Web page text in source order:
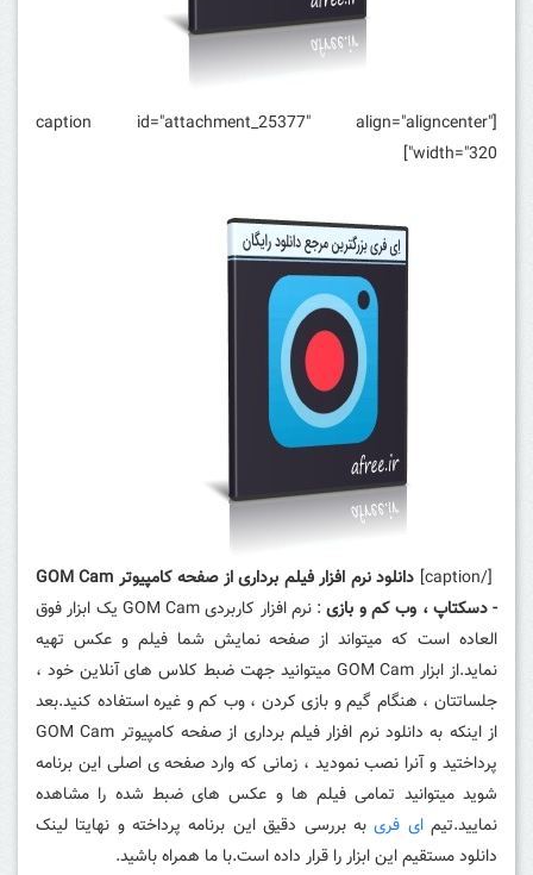
[caption id="attachment_25377" align="aligncenter"
width="320"]
[/caption]
دانلود نرم افزار فیلم برداری از صفحه کامپیوتر GOM Cam
- دسکتاپ ، وب کم و بازی
: نرم افزار کاربردی GOM Cam یک ابزار فوق
العاده است که میتواند از صفحه نمایش شما فیلم و عکس تهیه
نماید.از ابزار GOM Cam میتوانید جهت ضبط کلاس های آنلاین خود ،
جلساتتان ، هنگام گیم و بازی کردن ، وب کم و غیره استفاده کنید.بعد
از اینکه به دانلود نرم افزار فیلم برداری از صفحه کامپیوتر GOM Cam
پرداختید و آنرا نصب نمودید ، زمانی که وارد صفحه ی اصلی این برنامه
شوید میتوانید تمامی فیلم ها و عکس های ضبط شده را مشاهده
نمایید.تیمای فریبه بررسی دقیق این برنامه پرداخته و نهایتا لینک
دانلود مستقیم این ابزار را قرار داده است.با ما همراه باشید.